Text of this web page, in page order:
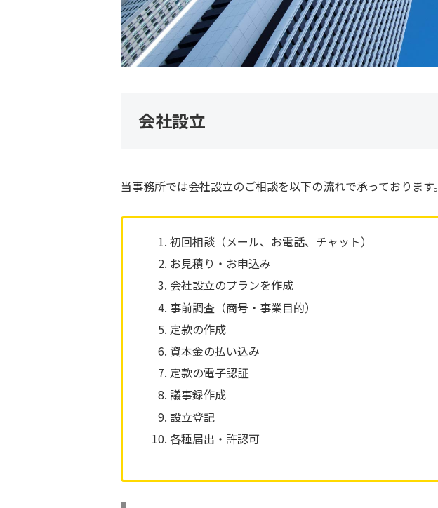
会社設立
当事務所では会社設立のご相談を以下の流れで承っております。
初回相談（メール、お電話、チャット）
お見積り・お申込み
会社設立のプランを作成
事前調査（商号・事業目的）
定款の作成
資本金の払い込み
定款の電子認証
議事録作成
設立登記
各種届出・許認可